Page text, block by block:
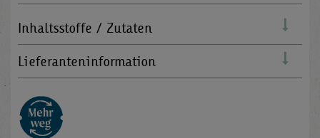
Inhaltsstoffe / Zutaten
Lieferanteninformation